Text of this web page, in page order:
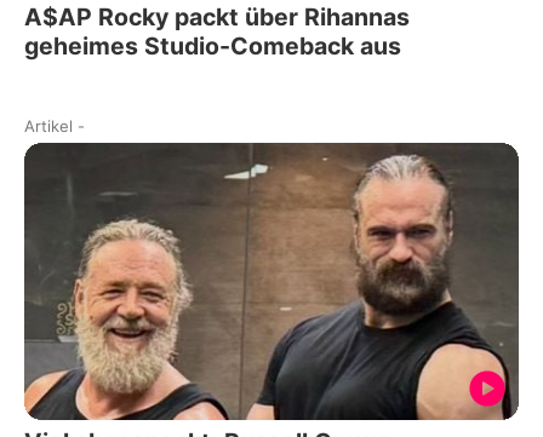
A$AP Rocky packt über Rihannas
geheimes Studio-Comeback aus
Artikel -